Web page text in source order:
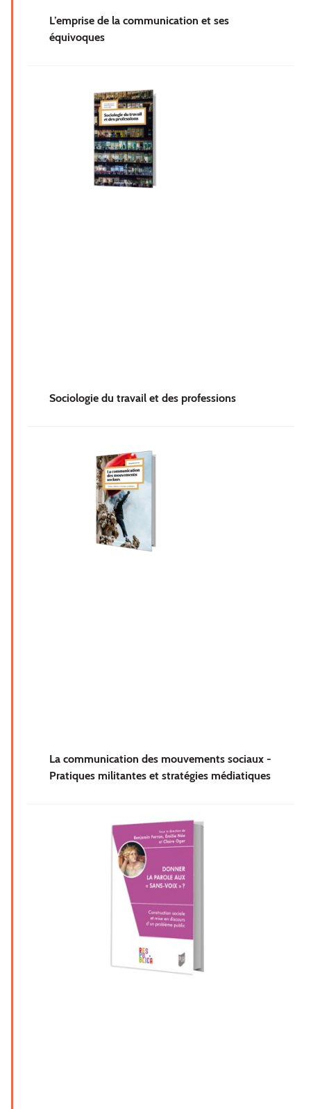
L’emprise de la communication et ses
équivoques
Sociologie du travail et des professions
La communication des mouvements sociaux -
Pratiques militantes et stratégies médiatiques